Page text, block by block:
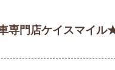
専門店ケイスマイ